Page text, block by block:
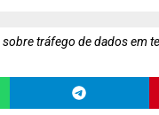
tráfego de dados em